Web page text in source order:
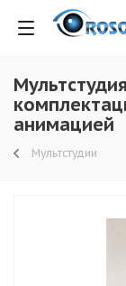
анимацией
Мультстудии